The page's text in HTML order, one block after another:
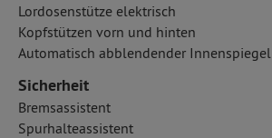
Lordosenstütze elektrisch
Kopfstützen vorn und hinten
Automatisch abblendender Innenspiegel
Sicherheit
Bremsassistent
Spurhalteassistent